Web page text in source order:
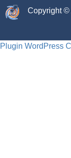
Copyright ©
Plugin WordPress